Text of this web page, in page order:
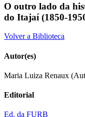
O outro lado da
do Itajaí (1850-
Volver a Biblioteca
Autor(es)
Maria Luiza Renaux
Editorial
Ed. da FURB